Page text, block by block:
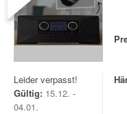
Leider verpasst!
Gültig: 15.12. -
04.01.